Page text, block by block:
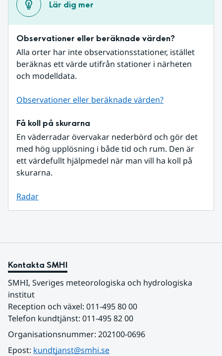
Lär dig mer
Observationer eller beräknade värden?
Alla orter har inte observationsstationer, istället
beräknas ett värde utifrån stationer i närheten
och modelldata.
Observationer eller beräknade värden?
Få koll på skurarna
En väderradar övervakar nederbörd och gör det
med hög upplösning i både tid och rum. Den är
ett värdefullt hjälpmedel när man vill ha koll på
skurarna.
Radar
Kontakta SMHI
SMHI, Sveriges meteorologiska och hydrologiska
institut
Reception och växel: 011-495 80 00
Telefon kundtjänst: 011-495 82 00
Organisationsnummer: 202100-0696
Epost: kundtjanst@smhi.se